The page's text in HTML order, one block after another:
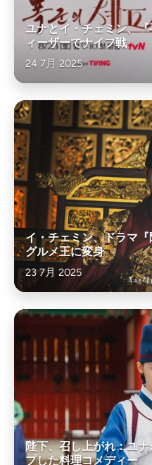
ユナとイ・チェミン、
ィーザーでナイフ戦
24 7月 2025
イ・チェミン、ドラマ
グルメ王に変身
23 7月 2025
陛下、召し上がれ：ユ
プした料理コメディー